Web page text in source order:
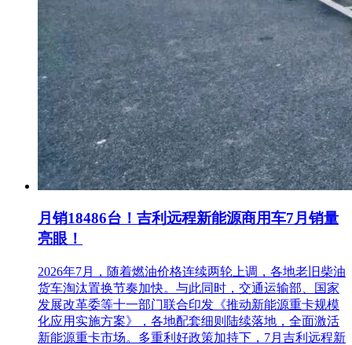
月销18486台！吉利远程新能源商用车7月销量
亮眼！
2026年7月，随着燃油价格连续两轮上调，各地老旧柴油
货车淘汰置换节奏加快。与此同时，交通运输部、国家
发展改革委等十一部门联合印发《推动新能源重卡规模
化应用实施方案》，各地配套细则陆续落地，全面激活
新能源重卡市场。多重利好政策加持下，7月吉利远程新